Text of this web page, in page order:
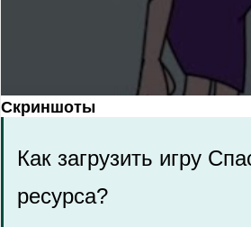
Скриншоты
Как загрузить игру
ресурса?